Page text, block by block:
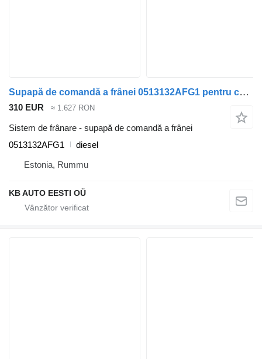
Supapă de comandă a frânei 0513132AFG1 pentru cap tractor Volvo FH12, FH16, NH12, FH, VNL780 (1993-2014)
310 EUR ≈ 1.627 RON
Sistem de frânare - supapă de comandă a frânei
0513132AFG1
diesel
Estonia, Rummu
KB AUTO EESTI OÜ